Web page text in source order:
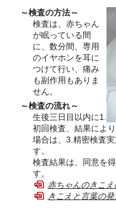
～検査の方法～
検査は、赤ちゃん
が眠っている間
に、数分間、専用
のイヤホンを耳に
つけて行い、痛み
も副作用もありま
せん。
～検査の流れ～
生後三日目以内に1.
初回検査、結果によ
場合は、3.精密検査
す。
検査結果は、同意を
す。
赤ちゃんのきこえ
きこえと言葉の発